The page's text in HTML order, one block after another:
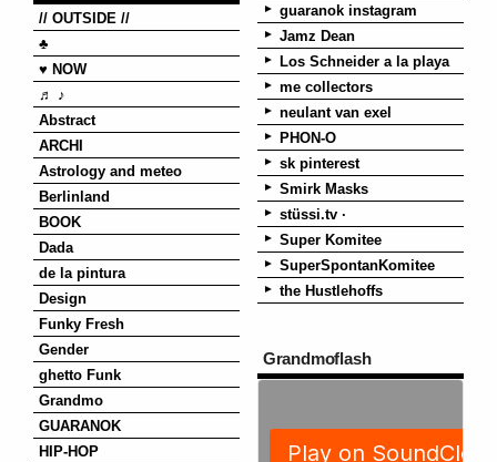
// OUTSIDE //
♣
♥ NOW
♬ ♪
Abstract
ARCHI
Astrology and meteo
Berlinland
BOOK
Dada
de la pintura
Design
Funky Fresh
Gender
ghetto Funk
Grandmo
GUARANOK
HIP-HOP
guaranok instagram
Jamz Dean
Los Schneider a la playa
me collectors
neulant van exel
PHON-O
sk pinterest
Smirk Masks
stüssi.tv ·
Super Komitee
SuperSpontanKomitee
the Hustlehoffs
Grandmoflash